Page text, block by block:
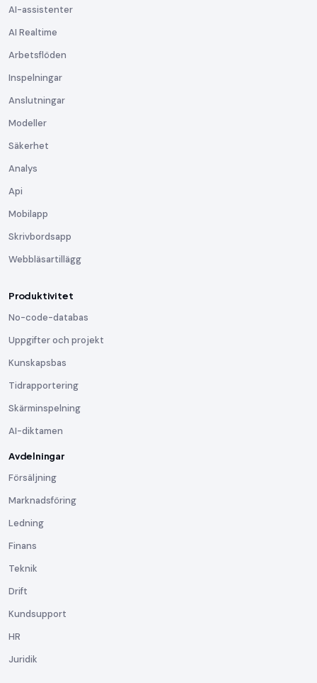
AI-assistenter
AI Realtime
Arbetsflöden
Inspelningar
Anslutningar
Modeller
Säkerhet
Analys
Api
Mobilapp
Skrivbordsapp
Webbläsartillägg
Produktivitet
No-code-databas
Uppgifter och projekt
Kunskapsbas
Tidrapportering
Skärminspelning
AI-diktamen
Avdelningar
Försäljning
Marknadsföring
Ledning
Finans
Teknik
Drift
Kundsupport
HR
Juridik